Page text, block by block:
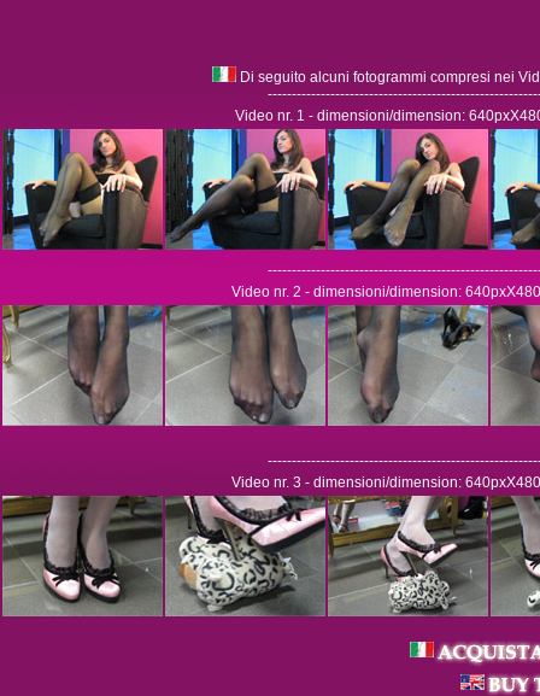
Di seguito alcuni fotogrammi compresi nei
Video nr. 1 - dimensioni/dimension:
Video nr. 2 - dimensioni/dimension:
Video nr. 3 - dimensioni/dimension: